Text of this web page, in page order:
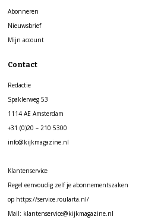
Abonneren
Nieuwsbrief
Mijn account
Contact
Redactie
Spaklerweg 53
1114 AE Amsterdam
+31 (0)20 – 210 5300
info@kijkmagazine.nl
Klantenservice
Regel eenvoudig zelf je abonnementszaken
op https://service.roularta.nl/
Mail: klantenservice@kijkmagazine.nl